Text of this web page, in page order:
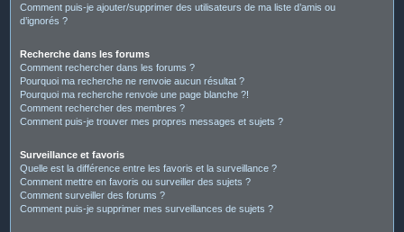
Comment puis-je ajouter/supprimer des utilisateurs de ma liste d’amis ou
d’ignorés ?
Recherche dans les forums
Comment rechercher dans les forums ?
Pourquoi ma recherche ne renvoie aucun résultat ?
Pourquoi ma recherche renvoie une page blanche ?!
Comment rechercher des membres ?
Comment puis-je trouver mes propres messages et sujets ?
Surveillance et favoris
Quelle est la différence entre les favoris et la surveillance ?
Comment mettre en favoris ou surveiller des sujets ?
Comment surveiller des forums ?
Comment puis-je supprimer mes surveillances de sujets ?